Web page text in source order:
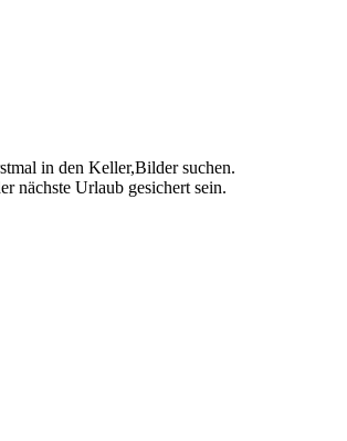
in den Keller,Bilder suchen.
nächste Urlaub gesichert sein.